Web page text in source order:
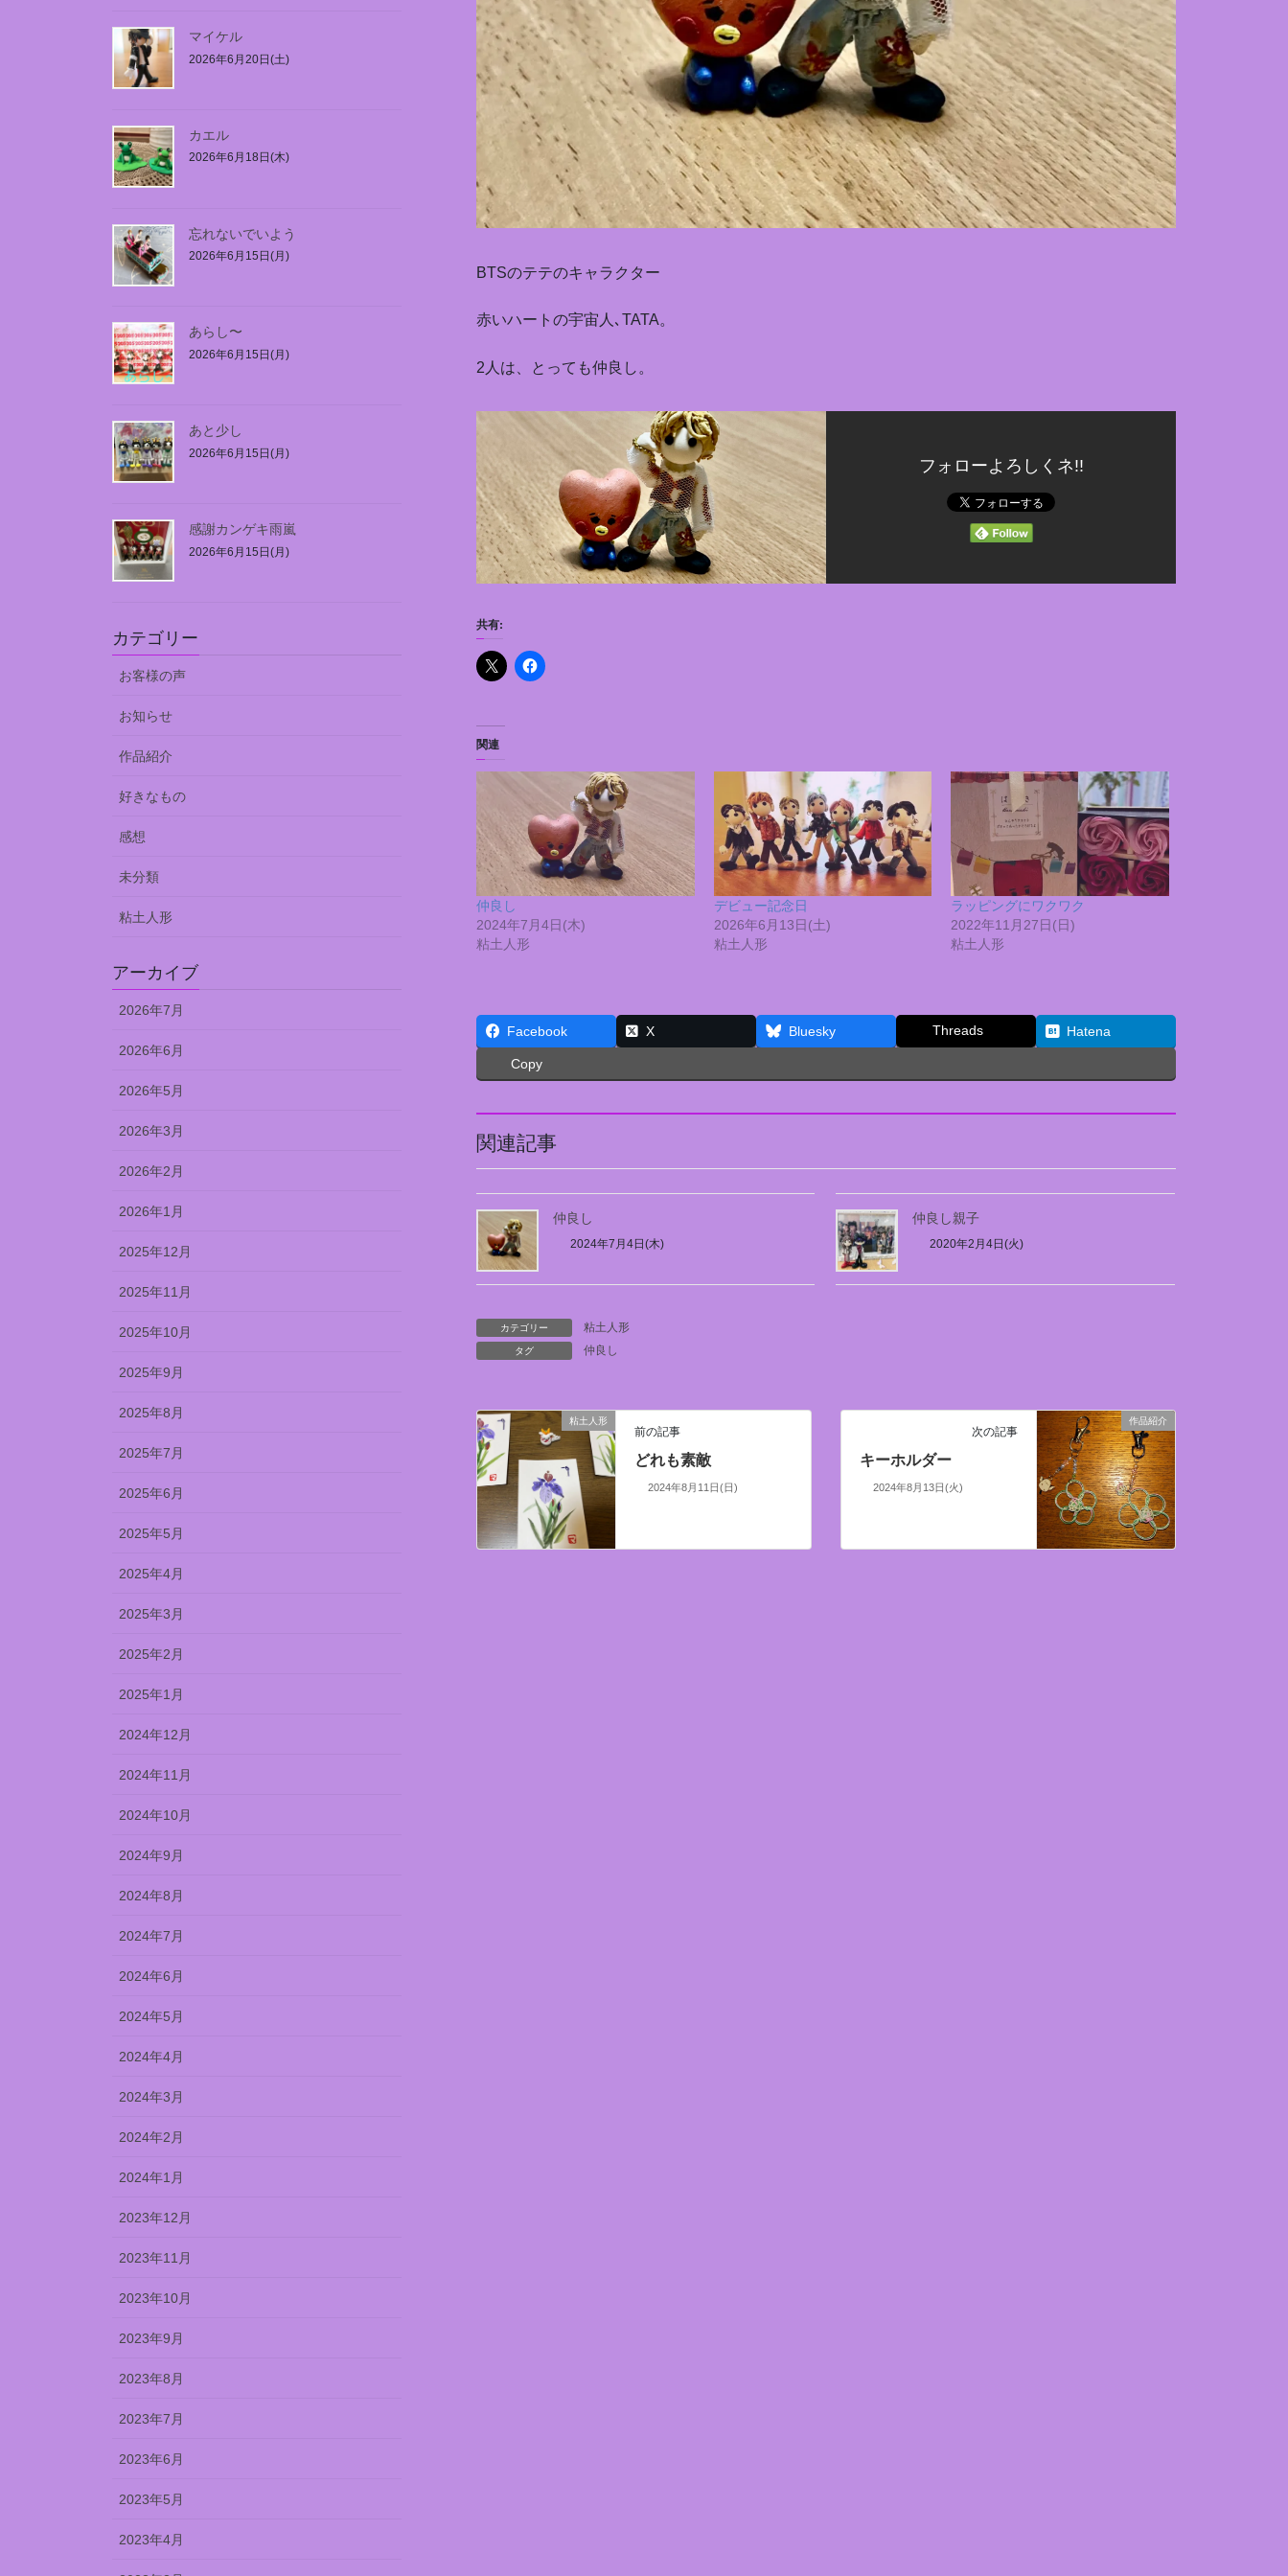
BTSのテテのキャラクター
赤いハートの宇宙人､TATA。
2人は、とっても仲良し。
フォローよろしくネ!!
共有:
関連
仲良し
2024年7月4日(木)
粘土人形
デビュー記念日
2026年6月13日(土)
粘土人形
ラッピングにワクワク
2022年11月27日(日)
粘土人形
Facebook X Bluesky Threads Hatena
Copy
関連記事
仲良し
2024年7月4日(木)
仲良し親子
2020年2月4日(火)
カテゴリー
粘土人形
タグ
仲良し
粘土人形
前の記事
どれも素敵
2024年8月11日(日)
作品紹介
次の記事
キーホルダー
2024年8月13日(火)
マイケル
2026年6月20日(土)
カエル
2026年6月18日(木)
忘れないでいよう
2026年6月15日(月)
あらし〜
2026年6月15日(月)
あと少し
2026年6月15日(月)
感謝カンゲキ雨嵐
2026年6月15日(月)
カテゴリー
お客様の声
お知らせ
作品紹介
好きなもの
感想
未分類
粘土人形
アーカイブ
2026年7月
2026年6月
2026年5月
2026年3月
2026年2月
2026年1月
2025年12月
2025年11月
2025年10月
2025年9月
2025年8月
2025年7月
2025年6月
2025年5月
2025年4月
2025年3月
2025年2月
2025年1月
2024年12月
2024年11月
2024年10月
2024年9月
2024年8月
2024年7月
2024年6月
2024年5月
2024年4月
2024年3月
2024年2月
2024年1月
2023年12月
2023年11月
2023年10月
2023年9月
2023年8月
2023年7月
2023年6月
2023年5月
2023年4月